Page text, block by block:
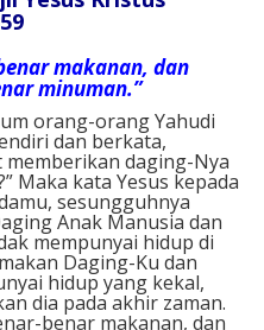
makanan, dan
minuman.”
orang-orang Yahudi
dan berkata,
memberikan daging-Nya
Maka kata Yesus kepada
sesungguhnya
Anak Manusia dan
mempunyai hidup di
Daging-Ku dan
hidup yang kekal,
dia pada akhir zaman.
benar makanan, dan